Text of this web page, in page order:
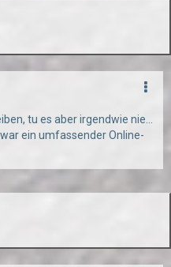
tu es aber irgendwie nie...
ein umfassender Online-